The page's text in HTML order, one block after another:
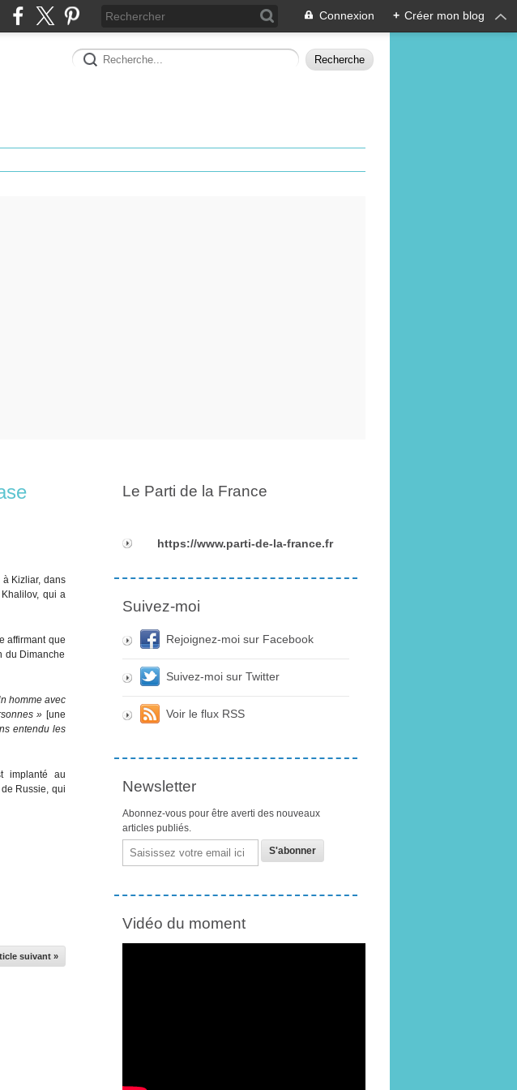
Connexion + Créer mon blog
à Kizliar, dans
qui a
affirmant que
du Dimanche
homme avec
» [une
entendu les
implanté au
Russie, qui
suivant »
Le Parti de la France
https://www.parti-de-la-france.fr
Suivez-moi
Rejoignez-moi sur Facebook
Suivez-moi sur Twitter
Voir le flux RSS
Newsletter
Abonnez-vous pour être averti des nouveaux
articles publiés.
Email
Vidéo du moment